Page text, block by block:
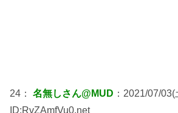
24： 名無しさん@MUD ：2021/07/
ID:RvZAmfVu0.net